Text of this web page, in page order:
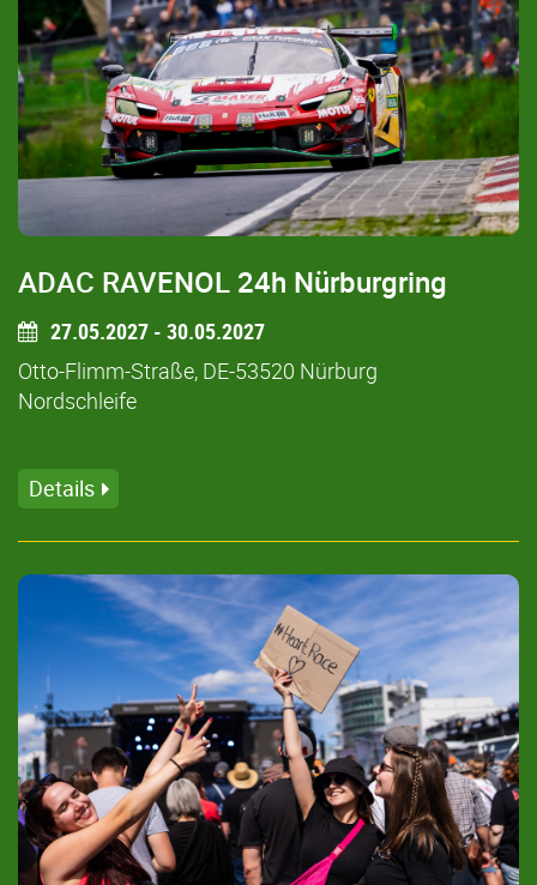
ADAC RAVENOL 24h Nürburgring
27.05.2027 - 30.05.2027
Otto-Flimm-Straße, DE-53520 Nürburg
Nordschleife
Details